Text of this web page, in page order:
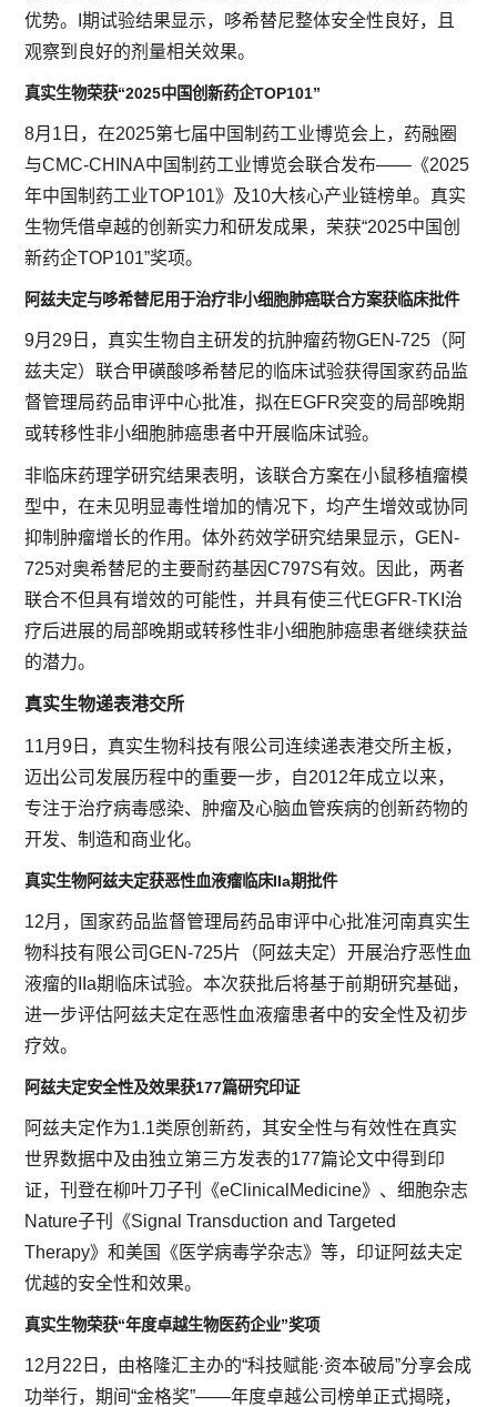
优势。I期试验结果显示，哆希替尼整体安全性良好，且
观察到良好的剂量相关效果。
真实生物荣获“2025中国创新药企TOP101”
8月1日，在2025第七届中国制药工业博览会上，药融圈
与CMC-CHINA中国制药工业博览会联合发布——《2025
年中国制药工业TOP101》及10大核心产业链榜单。真实
生物凭借卓越的创新实力和研发成果，荣获“2025中国创
新药企TOP101”奖项。
阿兹夫定与哆希替尼用于治疗非小细胞肺癌联合方案获临床批件
9月29日，真实生物自主研发的抗肿瘤药物GEN-725（阿
兹夫定）联合甲磺酸哆希替尼的临床试验获得国家药品监
督管理局药品审评中心批准，拟在EGFR突变的局部晚期
或转移性非小细胞肺癌患者中开展临床试验。
非临床药理学研究结果表明，该联合方案在小鼠移植瘤模
型中，在未见明显毒性增加的情况下，均产生增效或协同
抑制肿瘤增长的作用。体外药效学研究结果显示，GEN-
725对奥希替尼的主要耐药基因C797S有效。因此，两者
联合不但具有增效的可能性，并具有使三代EGFR-TKI治
疗后进展的局部晚期或转移性非小细胞肺癌患者继续获益
的潜力。
真实生物递表港交所
11月9日，真实生物科技有限公司连续递表港交所主板，
迈出公司发展历程中的重要一步，自2012年成立以来，
专注于治疗病毒感染、肿瘤及心脑血管疾病的创新药物的
开发、制造和商业化。
真实生物阿兹夫定获恶性血液瘤临床IIa期批件
12月，国家药品监督管理局药品审评中心批准河南真实生
物科技有限公司GEN-725片（阿兹夫定）开展治疗恶性血
液瘤的IIa期临床试验。本次获批后将基于前期研究基础，
进一步评估阿兹夫定在恶性血液瘤患者中的安全性及初步
疗效。
阿兹夫定安全性及效果获177篇研究印证
阿兹夫定作为1.1类原创新药，其安全性与有效性在真实
世界数据中及由独立第三方发表的177篇论文中得到印
证，刊登在柳叶刀子刊《eClinicalMedicine》、细胞杂志
Nature子刊《Signal Transduction and Targeted
Therapy》和美国《医学病毒学杂志》等，印证阿兹夫定
优越的安全性和效果。
真实生物荣获“年度卓越生物医药企业”奖项
12月22日，由格隆汇主办的“科技赋能·资本破局”分享会成
功举行，期间“金格奖”——年度卓越公司榜单正式揭晓，